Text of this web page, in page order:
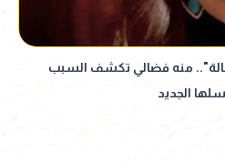
منه فضالي تكشف السبب
الجديد